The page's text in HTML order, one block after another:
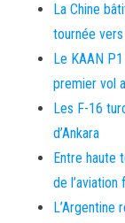
La Chine
tournée
Le KAAN
premier vol
Les F-16
d’Ankara
Entre haute
de l’aviation
L’Argentine